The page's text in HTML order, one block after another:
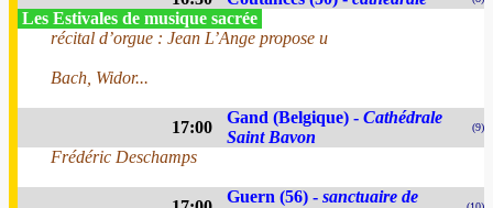
Les Estivales de musique sacrée
récital d’orgue : Jean L’Ange propose u
Bach, Widor...
17:00
Gand (Belgique) - Cathédrale
Saint Bavon
(9)
Frédéric Deschamps
Guern (56) - sanctuaire de